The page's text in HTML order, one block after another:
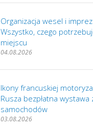
Organizacja wesel i
Wszystko, czego
miejscu
04.08.2026
Ikony francuskiej
Rusza bezpłatna wystawa
samochodów
03.08.2026